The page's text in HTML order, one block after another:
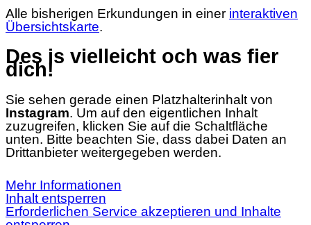
Alle bisherigen Erkundungen in einer interaktiven
Übersichtskarte.
Des is vielleicht och was fier
dich!
Sie sehen gerade einen Platzhalterinhalt von
Instagram. Um auf den eigentlichen Inhalt
zuzugreifen, klicken Sie auf die Schaltfläche
unten. Bitte beachten Sie, dass dabei Daten an
Drittanbieter weitergegeben werden.
Mehr Informationen
Inhalt entsperren
Erforderlichen Service akzeptieren und Inhalte